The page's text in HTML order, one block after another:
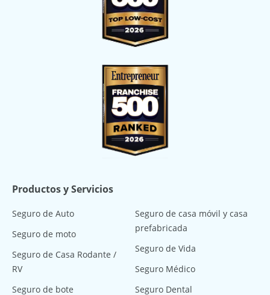
Productos y Servicios
Seguro de Auto
Seguro de moto
Seguro de Casa Rodante /
RV
Seguro de bote
Seguro de casa móvil y casa
prefabricada
Seguro de Vida
Seguro Médico
Seguro Dental